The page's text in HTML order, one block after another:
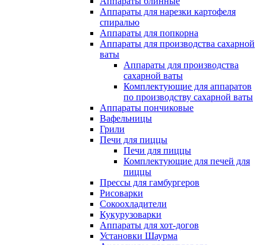
Аппараты для нарезки картофеля
спиралью
Аппараты для попкорна
Аппараты для производства сахарной
ваты
Аппараты для производства
сахарной ваты
Комплектующие для аппаратов
по производству сахарной ваты
Аппараты пончиковые
Вафельницы
Грили
Печи для пиццы
Печи для пиццы
Комплектующие для печей для
пиццы
Прессы для гамбургеров
Рисоварки
Сокоохладители
Кукурузоварки
Аппараты для хот-догов
Установки Шаурма